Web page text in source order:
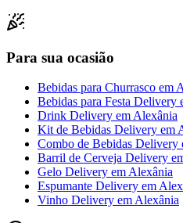
Para sua ocasião
Bebidas para Churrasco em
Bebidas para Festa Delivery
Drink Delivery emAlexânia
Kit de Bebidas Delivery em
Combo de Bebidas Delivery
Barril de Cerveja Delivery
Gelo Delivery emAlexânia
Espumante Delivery em
Vinho Delivery emAlexânia